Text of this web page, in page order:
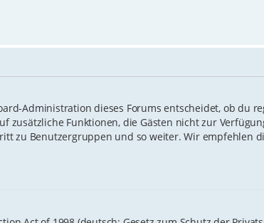
Administration dieses Forums entscheidet, ob du
Funktionen, die Gästen nicht zur
zu Benutzergruppen und so weiter. Wir empfehlen